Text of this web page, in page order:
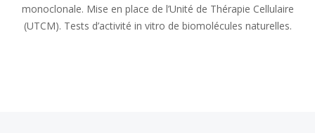
monoclonale. Mise en place de l’Unité de Thérapie Cellulaire
(UTCM). Tests d’activité in vitro de biomolécules naturelles.